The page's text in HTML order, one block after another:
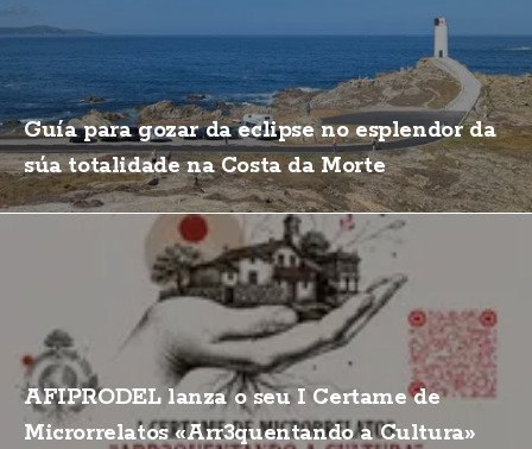
Guía para gozar da eclipse no esplendor da
súa totalidade na Costa da Morte
AFIPRODEL lanza o seu I Certame de
Microrrelatos «Arr3quentando a Cultura»